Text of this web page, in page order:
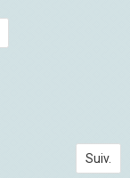
Suiv.